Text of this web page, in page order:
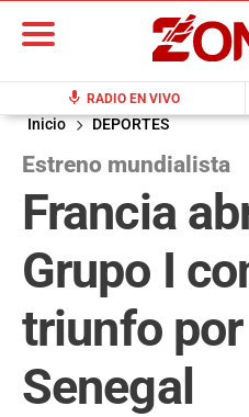
mic RADIO EN VIVO
Inicio DEPORTES
Estreno mundialista
Francia
Grupo I
triunfo
Senegal